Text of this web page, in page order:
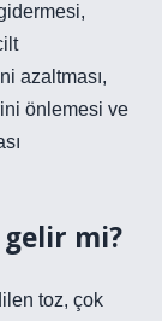
azaltması,
önlemesi ve
mi?
toz, çok